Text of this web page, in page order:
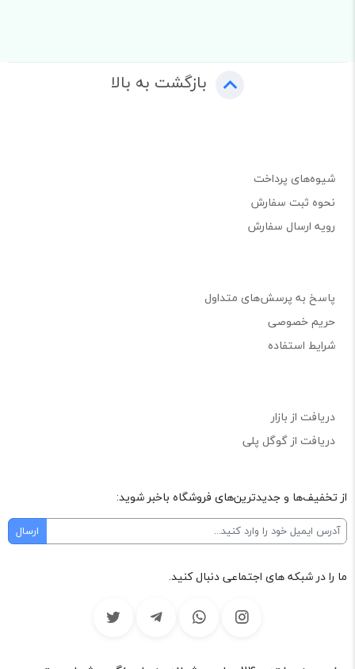
بازگشت به بالا
شیوه‌های پرداخت
نحوه ثبت سفارش
رویه ارسال سفارش
پاسخ به پرسش‌های متداول
حریم خصوصی
شرایط استفاده
دریافت از بازار
دریافت از گوگل پلی
از تخفیف‌ها و جدیدترین‌های فروشگاه باخبر شوید:
ما را در شبکه های اجتماعی دنبال کنید.